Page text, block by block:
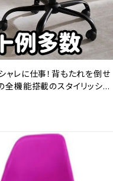
ャレに仕事！背もたれを倒せ
全機能搭載のスタイリッシュ
））